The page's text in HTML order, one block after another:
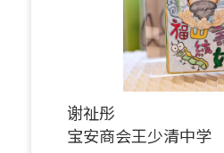
谢祉彤
宝安商会王少清中学